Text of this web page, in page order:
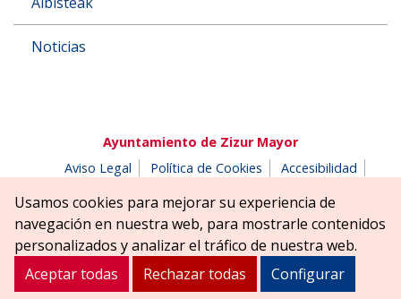
Noticias
Ayuntamiento de Zizur Mayor
Aviso Legal
Política de Cookies
Accesibilidad
Parque Erreniega parkea, s/n | 31180 Zizur Mayor-Zizur
Nagusia (NAVARRA-NAFARROA)
Tel. 948 181900
ayuntamiento@zizurmayor.es
Usamos cookies para mejorar su experiencia de
navegación en nuestra web, para mostrarle contenidos
personalizados y analizar el tráfico de nuestra web.
Aceptar todas
Rechazar todas Configurar